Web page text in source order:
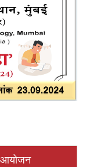
आयोजन